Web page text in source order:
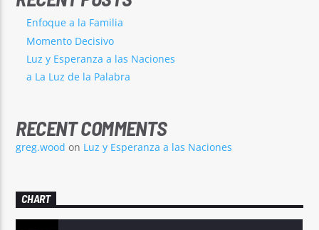
Enfoque a la Familia
Momento Decisivo
Luz y Esperanza a las Naciones
a La Luz de la Palabra
RECENT COMMENTS
greg.wood on Luz y Esperanza a las Naciones
CHART